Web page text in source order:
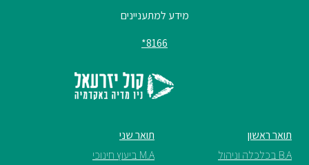
מידע למתעניינים
8166*
תואר ראשון
B.A בכלכלה וניהול
תואר שני
M.A ביעוץ חינוכי